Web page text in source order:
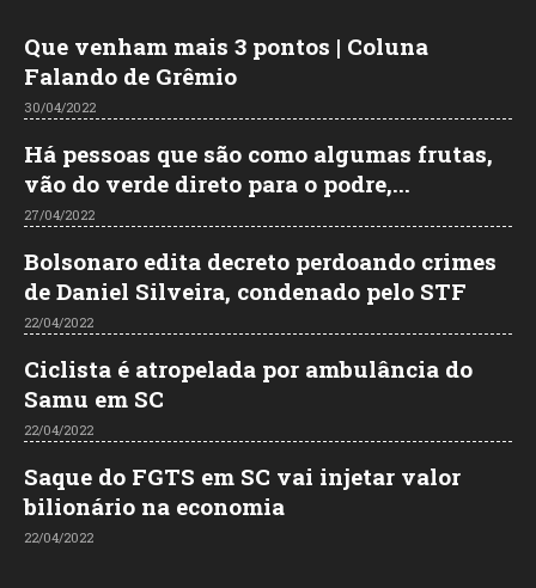
Que venham mais 3 pontos | Coluna
Falando de Grêmio
30/04/2022
Há pessoas que são como algumas frutas,
vão do verde direto para o podre,...
27/04/2022
Bolsonaro edita decreto perdoando crimes
de Daniel Silveira, condenado pelo STF
22/04/2022
Ciclista é atropelada por ambulância do
Samu em SC
22/04/2022
Saque do FGTS em SC vai injetar valor
bilionário na economia
22/04/2022